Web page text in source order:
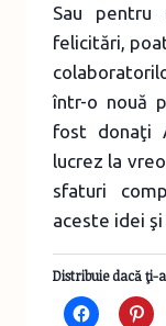
Sau
felicitări,
într-o nouă
fost donaţi
lucrez la
sfaturi
aceste idei
Distribuie dacă ţi-